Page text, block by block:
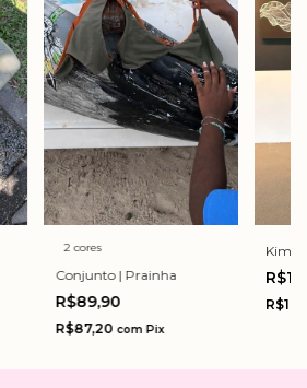
2 cores
Conjunto | Prainha
R$89,90
R$87,20 com Pix